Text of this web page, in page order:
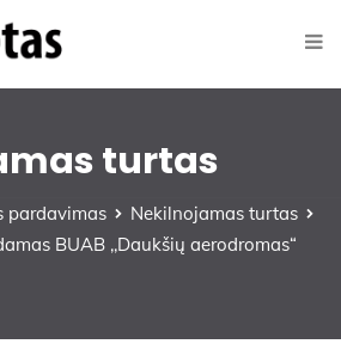
turtas
pardavimas
Nekilnojamas turtas
BUAB ,,Daukšių aerodromas“